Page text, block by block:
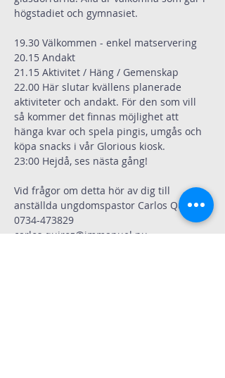
högstadiet och gymnasiet.
19.30 Välkommen - enkel matservering
20.15 Andakt
21.15 Aktivitet / Häng / Gemenskap
22.00 Här slutar kvällens planerade
aktiviteter och andakt. För den som vill
så kommer det finnas möjlighet att
hänga kvar och spela pingis, umgås och
köpa snacks i vår Glorious kiosk.
23:00 Hejdå, ses nästa gång!
Vid frågor om detta hör av dig till
anställda ungdomspastor Carlos Quiroz
0734-473829
carlos.quiroz@immanuel.nu